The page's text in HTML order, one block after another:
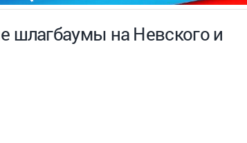
шлагбаумы на Невского и